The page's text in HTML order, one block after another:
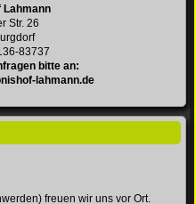
Lahmann
Str. 26
83737
bitte an:
lahmann.de
freuen wir uns vor Ort.